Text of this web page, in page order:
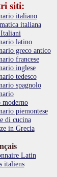
siti:
italiano
italiana
latino
greco antico
francese
inglese
tedesco
spagnolo
moderno
piemontese
di cucina
in Grecia
Latin
italiens